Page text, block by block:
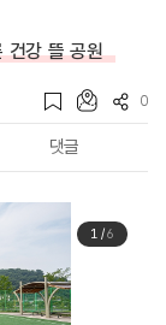
건강 뜰 공원
0
댓글
1/6